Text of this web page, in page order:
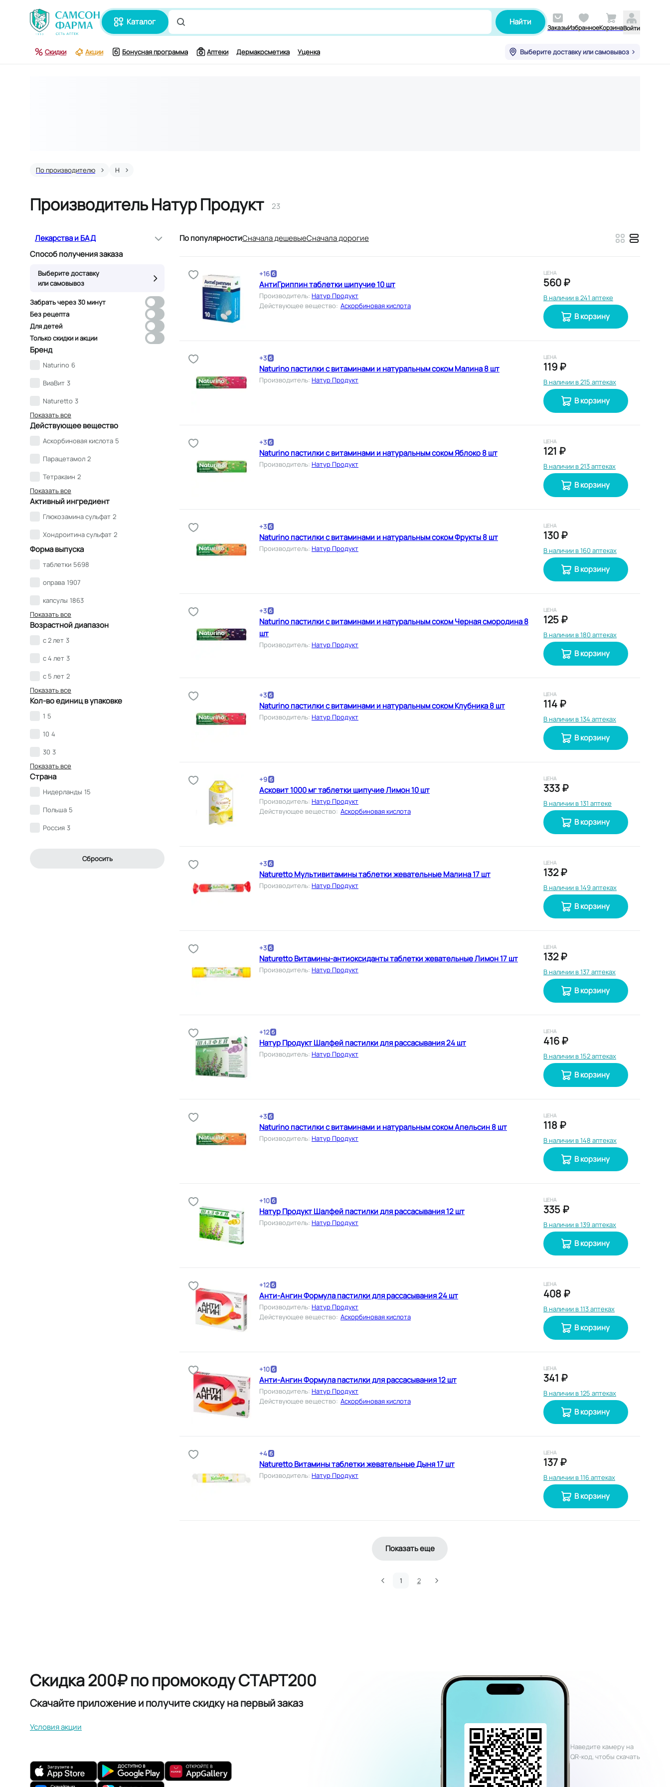
каталог
Поиск по лекарству и симптомам, например,для работы мозга
Найти
ЗаказыИзбранноеКорзинаВойти
Скидки Акции Бонусная программа Аптеки Дермакосметика Уценка Выберите доставку или самовывоз
По производителю Н
Производитель Натур Продукт 23
Лекарства и БАД
Способ получения заказа
Выберите доставку
или самовывоз
Забрать через 30 минут
Без рецепта
Для детей
Только скидки и акции
Бренд
Naturino 6
ВиаВит 3
Naturetto 3
Показать все
Действующее вещество
Аскорбиновая кислота 5
Парацетамол 2
Тетракаин 2
Показать все
Активный ингредиент
Глюкозамина сульфат 2
Хондроитина сульфат 2
Форма выпуска
таблетки 5698
оправа 1907
капсулы 1863
Показать все
Возрастной диапазон
с 2 лет 3
с 4 лет 3
с 5 лет 2
Показать все
Кол-во единиц в упаковке
1 5
10 4
30 3
Показать все
Страна
Нидерланды 15
Польша 5
Россия 3
Сбросить
По популярностиCначала дешевыеCначала дорогие
+16
АнтиГриппин таблетки шипучие 10 шт
Производитель: Натур Продукт
Действующее вещество: Аскорбиновая кислота
ЦЕНА
560 ₽
В наличии в 241 аптеке
В корзину
+3
Naturino пастилки с витаминами и натуральным соком Малина 8 шт
Производитель: Натур Продукт
ЦЕНА
119 ₽
В наличии в 215 аптеках
В корзину
+3
Naturino пастилки с витаминами и натуральным соком Яблоко 8 шт
Производитель: Натур Продукт
ЦЕНА
121 ₽
В наличии в 213 аптеках
В корзину
+3
Naturino пастилки с витаминами и натуральным соком Фрукты 8 шт
Производитель: Натур Продукт
ЦЕНА
130 ₽
В наличии в 160 аптеках
В корзину
+3
Naturino пастилки с витаминами и натуральным соком Черная смородина 8
шт
Производитель: Натур Продукт
ЦЕНА
125 ₽
В наличии в 180 аптеках
В корзину
+3
Naturino пастилки с витаминами и натуральным соком Клубника 8 шт
Производитель: Натур Продукт
ЦЕНА
114 ₽
В наличии в 134 аптеках
В корзину
+9
Асковит 1000 мг таблетки шипучие Лимон 10 шт
Производитель: Натур Продукт
Действующее вещество: Аскорбиновая кислота
ЦЕНА
333 ₽
В наличии в 131 аптеке
В корзину
+3
Naturetto Мультивитамины таблетки жевательные Малина 17 шт
Производитель: Натур Продукт
ЦЕНА
132 ₽
В наличии в 149 аптеках
В корзину
+3
Naturetto Витамины-антиоксиданты таблетки жевательные Лимон 17 шт
Производитель: Натур Продукт
ЦЕНА
132 ₽
В наличии в 137 аптеках
В корзину
+12
Натур Продукт Шалфей пастилки для рассасывания 24 шт
Производитель: Натур Продукт
ЦЕНА
416 ₽
В наличии в 152 аптеках
В корзину
+3
Naturino пастилки с витаминами и натуральным соком Апельсин 8 шт
Производитель: Натур Продукт
ЦЕНА
118 ₽
В наличии в 148 аптеках
В корзину
+10
Натур Продукт Шалфей пастилки для рассасывания 12 шт
Производитель: Натур Продукт
ЦЕНА
335 ₽
В наличии в 139 аптеках
В корзину
+12
Анти-Ангин Формула пастилки для рассасывания 24 шт
Производитель: Натур Продукт
Действующее вещество: Аскорбиновая кислота
ЦЕНА
408 ₽
В наличии в 113 аптеках
В корзину
+10
Анти-Ангин Формула пастилки для рассасывания 12 шт
Производитель: Натур Продукт
Действующее вещество: Аскорбиновая кислота
ЦЕНА
341 ₽
В наличии в 125 аптеках
В корзину
+4
Naturetto Витамины таблетки жевательные Дыня 17 шт
Производитель: Натур Продукт
ЦЕНА
137 ₽
В наличии в 116 аптеках
В корзину
Показать еще
1 2
Скидка 200₽ по промокоду СТАРТ200
Скачайте приложение и получите скидкуна первый заказ
Условия акции
Наведите камеру на
QR-код, чтобы скачать